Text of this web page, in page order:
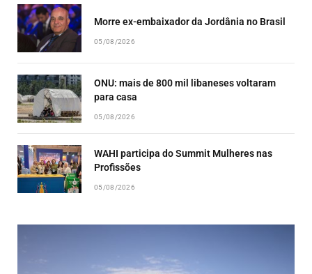
Morre ex-embaixador da Jordânia no Brasil
05/08/2026
ONU: mais de 800 mil libaneses voltaram
para casa
05/08/2026
WAHI participa do Summit Mulheres nas
Profissões
05/08/2026